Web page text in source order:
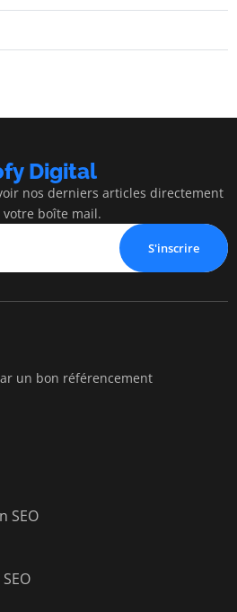
Digital
nos derniers articles directement
votre boîte mail.
S'inscrire
un bon référencement
SEO